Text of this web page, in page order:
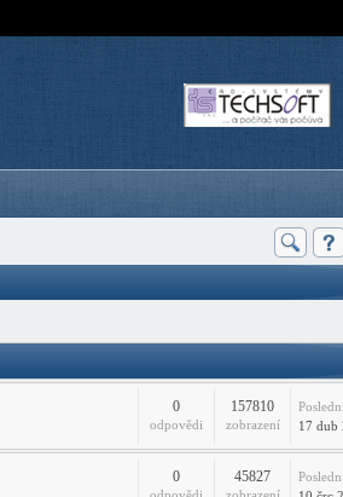
0
odpovědi
157810
zobrazení
17 dub
0 45827